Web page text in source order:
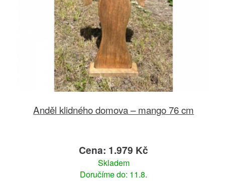
Anděl klidného domova – mango 76 cm
Cena: 1.979 Kč
Skladem
Doručíme do: 11.8.